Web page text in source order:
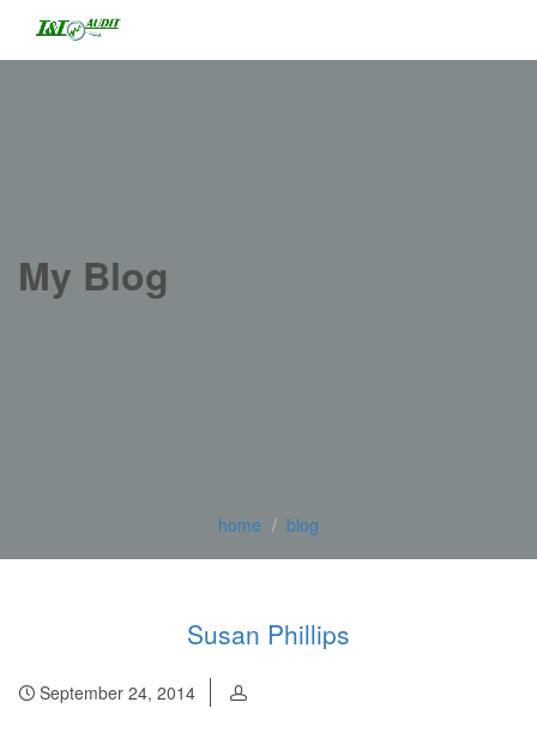
My Blog
home blog
Susan Phillips
September 24, 2014